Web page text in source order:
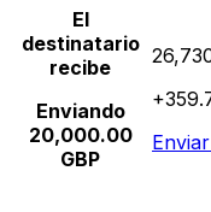
El
destinatario
recibe
Enviando
20,000.00
GBP